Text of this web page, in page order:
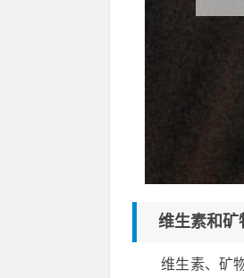
维生素和矿
维生素、矿